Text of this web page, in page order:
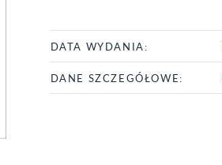
DATA WYDANIA:
DANE SZCZEGÓŁOWE: